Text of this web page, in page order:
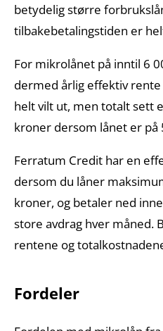
betydelig større
tilbakebetalingstiden er
For mikrolånet på inntil 6
dermed årlig effektiv rente
helt vilt ut, men totalt sett
kroner dersom lånet er på
Ferratum Credit har en
dersom du låner
kroner, og betaler ned
store avdrag hver måned.
rentene og
Fordeler